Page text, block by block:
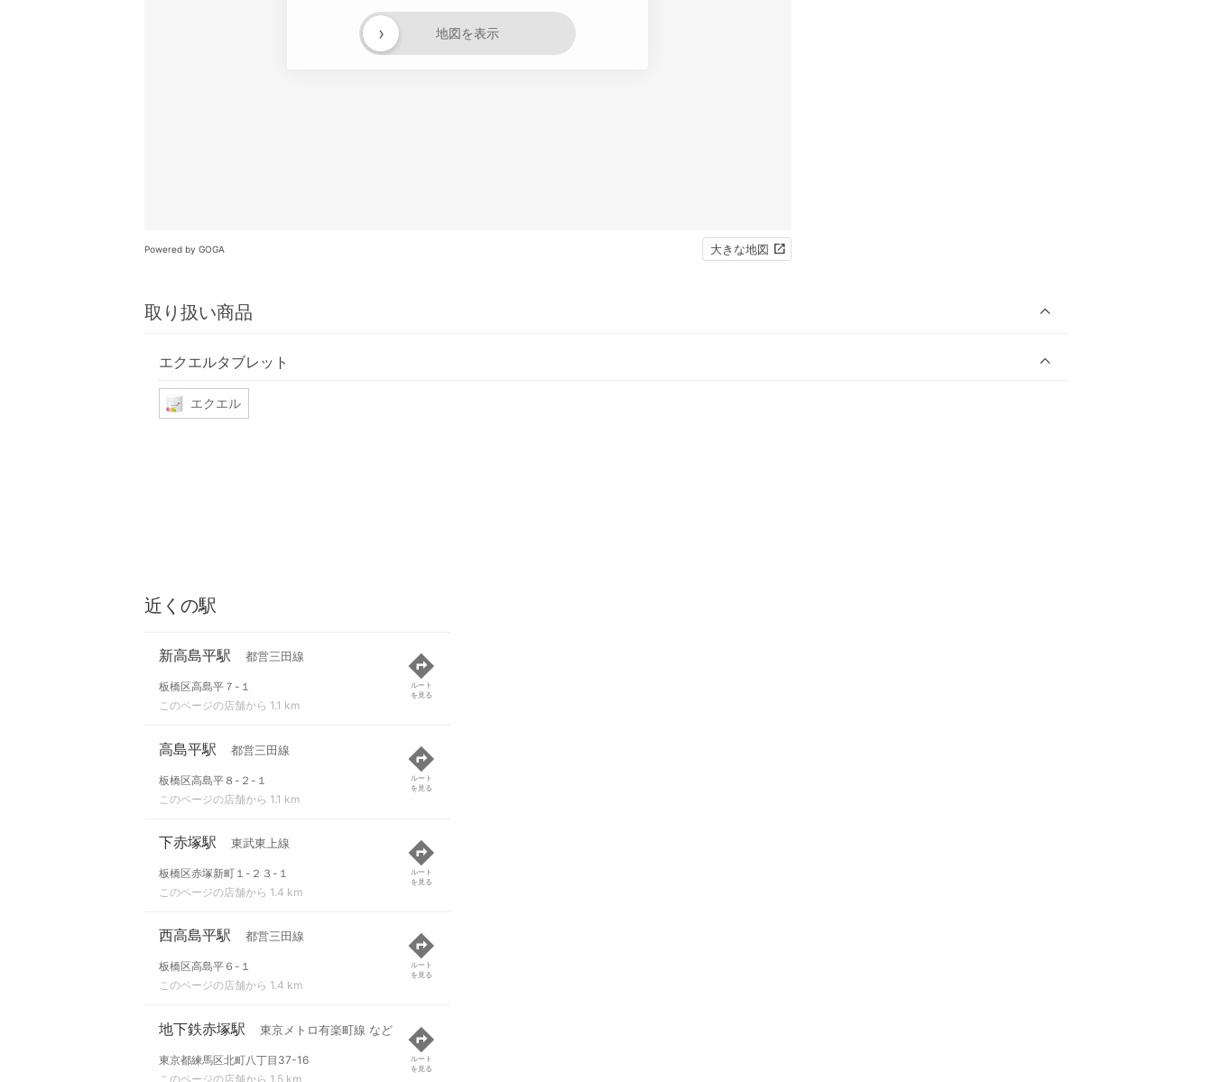
地図を表示
›
Powered by GOGA 大きな地図
取り扱い商品
エクエルタブレット
エクエル
近くの駅
新高島平駅 都営三田線
板橋区高島平７-１
このページの店舗から 1.1 km
ルート
を見る
高島平駅 都営三田線
板橋区高島平８-２-１
このページの店舗から 1.1 km
ルート
を見る
下赤塚駅 東武東上線
板橋区赤塚新町１-２３-１
このページの店舗から 1.4 km
ルート
を見る
西高島平駅 都営三田線
板橋区高島平６-１
このページの店舗から 1.4 km
ルート
を見る
地下鉄赤塚駅 東京メトロ有楽町線 など
東京都練馬区北町八丁目37-16
このページの店舗から 1.5 km
ルート
を見る